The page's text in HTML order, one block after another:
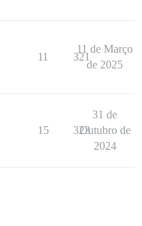
11 321
11 de Março
de 2025
15 323
31 de
Outubro de
2024